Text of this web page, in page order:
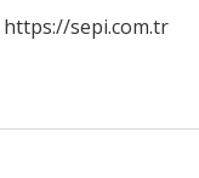
https://sepi.com.tr